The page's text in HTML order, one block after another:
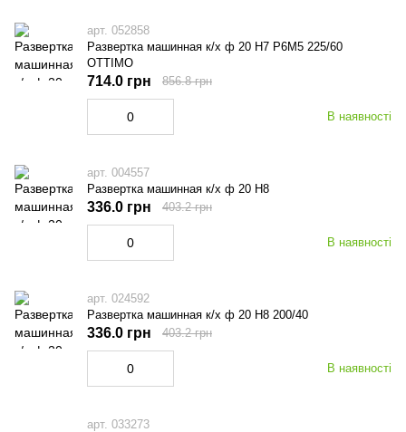
арт. 052858
Развертка машинная к/х ф 20 Н7 Р6М5 225/60
OTTIMO
В наявності
714.0 грн 856.8 грн
арт. 004557
Развертка машинная к/х ф 20 Н8
В наявності
336.0 грн 403.2 грн
арт. 024592
Развертка машинная к/х ф 20 Н8 200/40
В наявності
336.0 грн 403.2 грн
арт. 033273